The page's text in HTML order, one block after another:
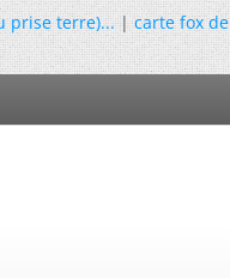
prise terre)...|carte fox